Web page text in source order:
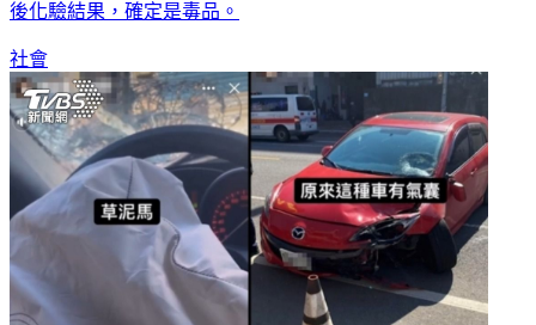
後化驗結果，確定是毒品。
社會